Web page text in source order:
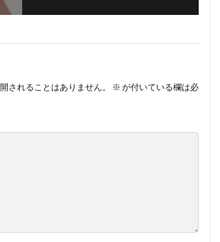
されることはありません。 ※ が付いている欄は必